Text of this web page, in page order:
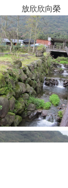
放欣欣向榮